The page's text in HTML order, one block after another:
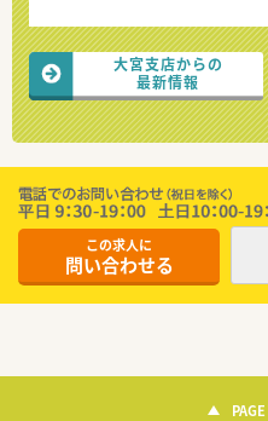
大宮支店からの
最新情報
この求人に
問い合わせる